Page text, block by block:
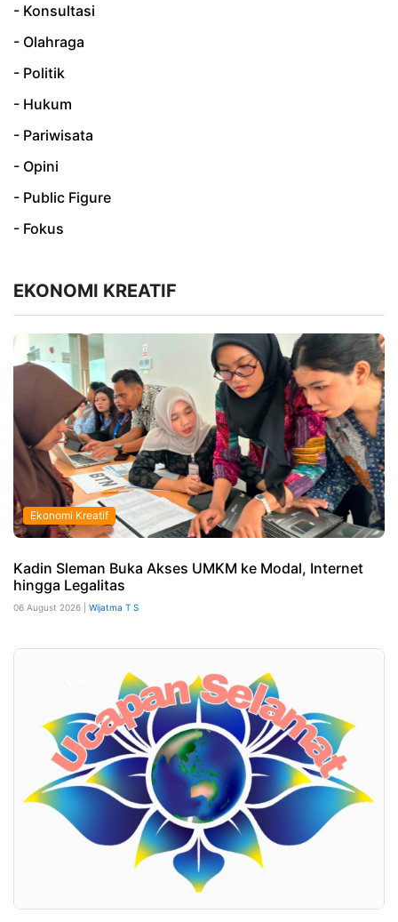
- Konsultasi
- Olahraga
- Politik
- Hukum
- Pariwisata
- Opini
- Public Figure
- Fokus
EKONOMI KREATIF
Ekonomi Kreatif
Kadin Sleman Buka Akses UMKM ke Modal, Internet
hingga Legalitas
06 August 2026 | Wijatma T S